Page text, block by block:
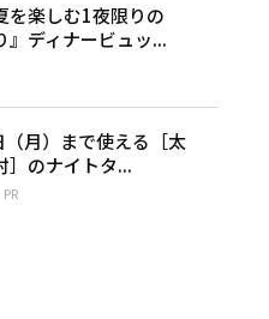
を楽しむ1夜限りの
』ディナービュッ...
月）まで使える［太
］のナイトタ...
PR